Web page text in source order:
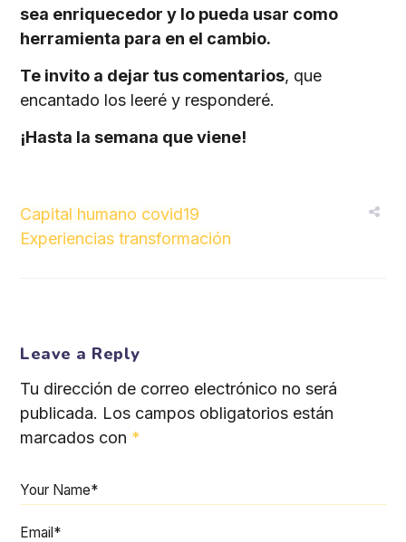
sea enriquecedor y lo pueda usar como
herramienta para en el cambio.
Te invito a dejar tus comentarios, que
encantado los leeré y responderé.
¡Hasta la semana que viene!
Capital humano covid19
Experiencias transformación
Leave a Reply
Tu dirección de correo electrónico no será
publicada. Los campos obligatorios están
marcados con *
Your Name*
Email*